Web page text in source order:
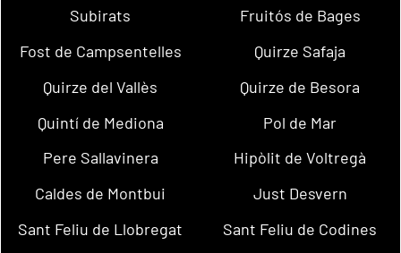
Subirats
Fruitós de Bages
Fost de Campsentelles
Quirze Safaja
Quirze del Vallès
Quirze de Besora
Quintí de Mediona
Pol de Mar
Pere Sallavinera
Hipòlit de Voltregà
Caldes de Montbui
Just Desvern
Sant Feliu de Llobregat
Sant Feliu de Codines